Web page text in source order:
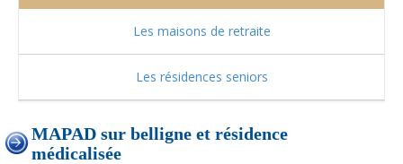
Les maisons de retraite
Les résidences seniors
MAPAD sur belligne et résidence
médicalisée